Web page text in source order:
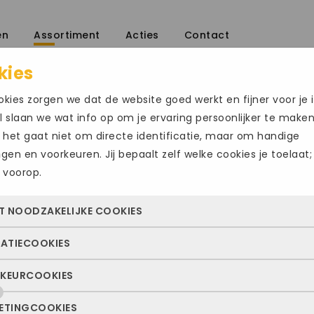
Assortiment Acties Contact
€130.00
Maat
50
zorgen we dat de website goed werkt en fijner voor je
slaan we wat info op om je ervaring persoonlijker te
het gaat niet om directe identificatie, maar om handige
en voorkeuren. Jij bepaalt zelf welke cookies je toelaat;
NOODZAKELIJKE COOKIES
cookies zorgen ervoor dat de website überhaupt werkt. Ze
actief en kunnen niet worden uitgezet. Meestal worden
geplaatst als jij iets doet, zoals inloggen, een formulier
opslaan. Je kunt je browser zo instellen
cookies zien we hoe vaak onze site bezocht wordt, waar
vandaan komen en welke pagina’s populair zijn. Zo